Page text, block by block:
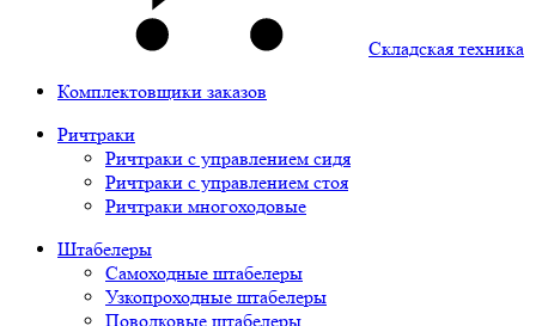
Складская техника
Комплектовщики заказов
Ричтраки
Ричтраки с управлением сидя
Ричтраки с управлением стоя
Ричтраки многоходовые
Штабелеры
Самоходные штабелеры
Узкопроходные штабелеры
Поводковые штабелеры